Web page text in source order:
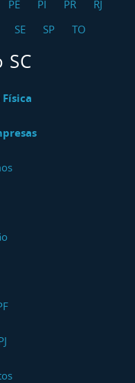
PE PI PR
RJ
SE SP TO
Física